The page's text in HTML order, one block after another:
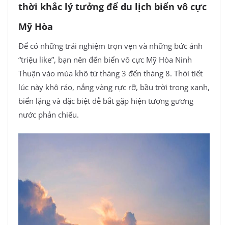
thời khắc lý tưởng để du lịch biển vô cực
Mỹ Hòa
Để có những trải nghiệm trọn vẹn và những bức ảnh
“triệu like”, bạn nên đến biển vô cực Mỹ Hòa Ninh
Thuận vào mùa khô từ tháng 3 đến tháng 8. Thời tiết
lúc này khô ráo, nắng vàng rực rỡ, bầu trời trong xanh,
biển lặng và đặc biệt dễ bắt gặp hiện tượng gương
nước phản chiếu.